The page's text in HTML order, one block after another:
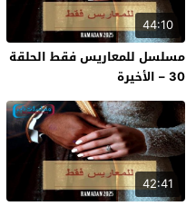
44:10
مسلسل للمعاريس فقط الحلقة
30 – الأخيرة
42:41